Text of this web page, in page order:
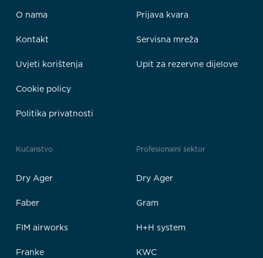
O nama
Kontakt
Uvjeti korištenja
Cookie policy
Politika privatnosti
Prijava kvara
Servisna mreža
Upit za rezervne dijelove
Kućanstvo
Dry Ager
Faber
FIM airworks
Franke
Profesionalni sektor
Dry Ager
Gram
H+H system
KWC